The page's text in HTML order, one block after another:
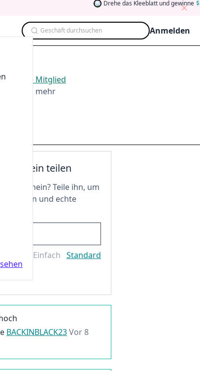
Drehe das Kleeblatt und gewinne 5
Geschäft durchsuchen Anmelden
Sie Mitglied
und mehr
teilen
Gutschein? Teile ihn, um
und echte
Einfach Standard
BACKINBLACK23Vor 8